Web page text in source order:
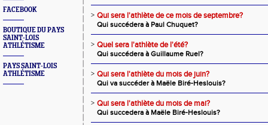
FACEBOOK
BOUTIQUE DU PAYS
SAINT-LOIS
ATHLÉTISME
PAYS SAINT-LOIS
ATHLÉTISME
> Qui sera l'athlète de ce mois de septembre?
Qui succédera à Paul Chuquet?
> Quel sera l'athlète de l'été?
Qui succédera à Guillaume Ruel?
> Qui sera l'athlète du mois de juin?
Qui va succéder à Maële Biré-Heslouis?
> Qui sera l'athlète du mois de mai?
Qui succedera à Maële Biré-Heslouis?